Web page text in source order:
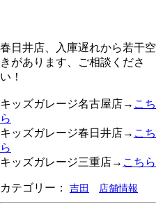
春日井店、入庫遅れから若干空
きがあります、ご相談くださ
い！
キッズガレージ名古屋店→ こち
ら
キッズガレージ春日井店→ こち
ら
キッズガレージ三重店→ こちら
カテゴリー： 吉田 店舗情報